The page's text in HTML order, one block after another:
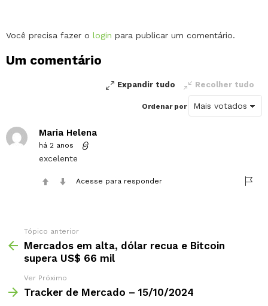
Deixe
comentário
Você precisa fazer o login para publicar um comentário.
Um comentário
Expandir tudo Recolher tudo
Ordenar por
Maria Helena
há 2 anos
excelente
Acesse para responder
Tópico anterior
Mercados em alta, dólar recua e Bitcoin
supera US$ 66 mil
Ver Próximo
Tracker de Mercado – 15/10/2024